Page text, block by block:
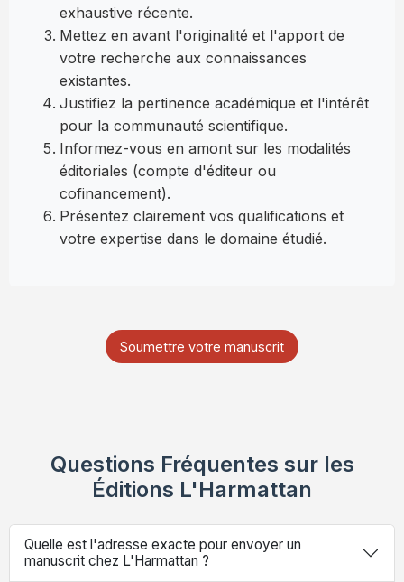
exhaustive récente.
Mettez en avant l'originalité et l'apport de
votre recherche aux connaissances
existantes.
Justifiez la pertinence académique et l'intérêt
pour la communauté scientifique.
Informez-vous en amont sur les modalités
éditoriales (compte d'éditeur ou
cofinancement).
Présentez clairement vos qualifications et
votre expertise dans le domaine étudié.
Soumettre votre manuscrit
Questions Fréquentes sur les
Éditions L'Harmattan
Quelle est l'adresse exacte pour envoyer un
manuscrit chez L'Harmattan ?